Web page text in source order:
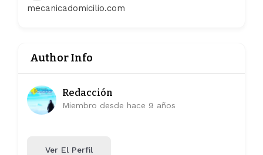
mecanicadomicilio.com
Author Info
Redacción
Miembro desde hace 9 años
Ver El Perfil